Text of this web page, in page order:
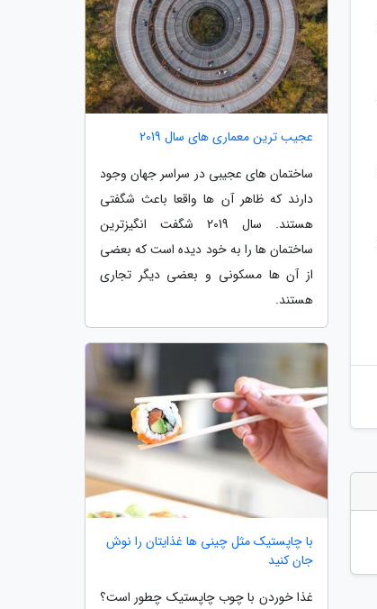
عجیب ترین معماری های سال 2019
ساختمان های عجیبی در سراسر جهان وجود
دارند که ظاهر آن ها واقعا باعث شگفتی
هستند. سال 2019 شگفت انگیزترین
ساختمان ها را به خود دیده است که بعضی
از آن ها مسکونی و بعضی دیگر تجاری
هستند.
با چاپستیک مثل چینی ها غذایتان را نوش
جان کنید
غذا خوردن با چوب چاپستیک چطور است؟